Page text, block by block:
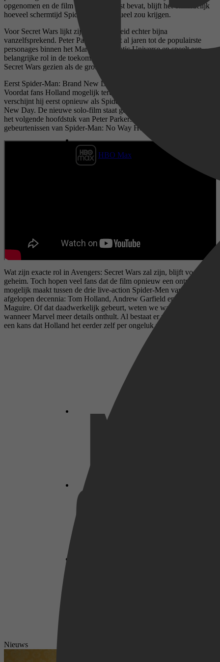
HBO Max
opgenomen en de film een enorme cast bevat, blijft het onduidelijk
hoeveel schermtijd Spider-Man eventueel zou krijgen.
Voor Secret Wars lijkt zijn aanwezigheid echter bijna
vanzelfsprekend. Peter Parker behoort al jaren tot de populairste
personages binnen het Marvel Cinematic Universe en speelt een
belangrijke rol in de toekomst van de franchise. Bovendien wordt
Secret Wars gezien als de grote afsluiting van de Multiverse Saga.
Eerst Spider-Man: Brand New Day
Voordat fans Holland mogelijk terugzien in een Avengers-film,
verschijnt hij eerst opnieuw als Spider-Man in Spider-Man: Brand
New Day. De nieuwe solo-film staat gepland voor 31 juli en moet
het volgende hoofdstuk van Peter Parkers verhaal inluiden na de
gebeurtenissen van Spider-Man: No Way Home.
Wat zijn exacte rol in Avengers: Secret Wars zal zijn, blijft voorlopig
geheim. Toch hopen veel fans dat de film opnieuw een ontmoeting
mogelijk maakt tussen de drie live-action Spider-Men van de
afgelopen decennia: Tom Holland, Andrew Garfield en Tobey
Maguire. Of dat daadwerkelijk gebeurt, weten we waarschijnlijk pas
wanneer Marvel meer details onthult. Al bestaat er natuurlijk altijd
een kans dat Holland het eerder zelf per ongeluk verklapt.
Nieuws